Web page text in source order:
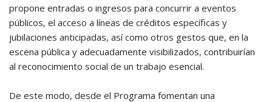
propone entradas o ingresos para concurrir a eventos
públicos, el acceso a líneas de créditos específicas y
jubilaciones anticipadas, así como otros gestos que, en la
escena pública y adecuadamente visibilizados, contribuirían
al reconocimiento social de un trabajo esencial.
De este modo, desde el Programa fomentan una